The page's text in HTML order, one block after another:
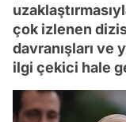
çok izlenen
davranışları ve
ilgi çekici hale